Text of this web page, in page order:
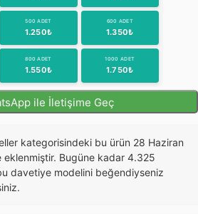
500 ADET
1.250₺
600 ADET
1.350₺
800 ADET
1.550₺
1000 ADET
1.750₺
ile İletişime Geç
kategorisindeki bu ürün 28 Haziran
Bugüne kadar 4.325
davetiye modelini beğendiyseniz